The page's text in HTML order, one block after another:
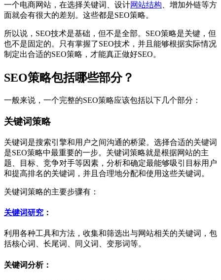
一个电商网站，在选择关键词、设计网站结构、增加外链等方
面就会有很大的差别。这些都是SEO策略。
所以说，SEO技术是基础，但不是全部。SEO策略是关键，但
也不是固定的。只有掌握了SEO技术，并且能够根据实际情况
制定出合适的SEO策略，才能真正做好SEO。
SEO策略包括哪些部分？
一般来说，一个完整的SEO策略应该包括以下几个部分：
关键词策略
关键词是搜索引擎和用户之间沟通的桥梁。选择合适的关键词
是SEO策略中最重要的一步。关键词策略就是根据网站的主
题、目标、竞争对手等因素，分析和确定最能够吸引目标用户
和提高排名的关键词，并且合理地分配和使用这些关键词。
关键词策略的主要步骤有：
关键词研究 ：
利用各种工具和方法，收集和筛选出与网站相关的关键词，包
括核心词、长尾词、同义词、变形词等。
关键词分析：